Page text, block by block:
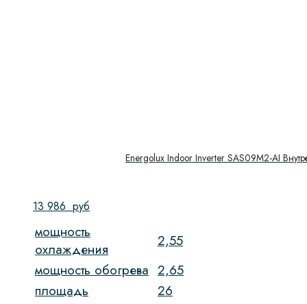
Energolux Indoor Inverter SAS09M2-AI
13 986 руб
мощность
охлаждения
2,55
мощность обогрева 2,65
площадь
26